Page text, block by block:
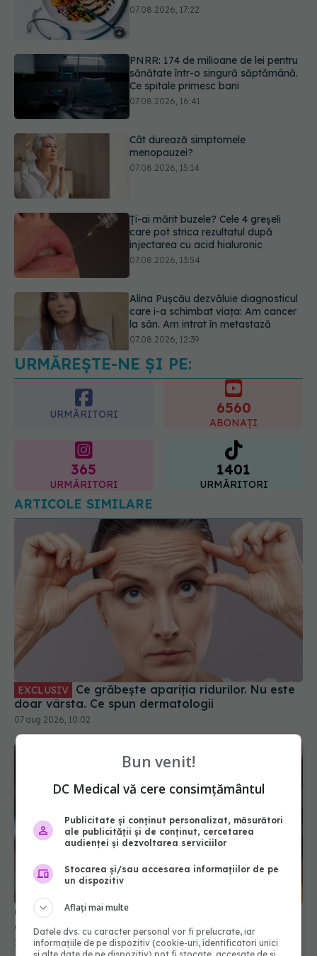
Ce spitale primesc bani
Cât durează simptomele
menopauzei?
07.08.2026, 15:14
Ți-ai mărit buzele? Cele 4 greșeli
care pot strica rezultatul după
injectarea cu acid hialuronic
Alina Pușcău dezvăluie diagnosticul
care i-a schimbat viața: Am cancer
la sân. Am intrat în metastază
07.08.2026, 12:39
Dieta care poate crește brusc
colesterolul. Cine este mai expus
07.08.2026, 17:22
URMĂREȘTE-NE ȘI PE:
URMĂRITORI 6560
ABONAȚI
365
URMĂRITORI
1401
URMĂRITORI
ARTICOLE SIMILARE
EXCLUSIV
doar vârsta. Ce spun dermatologii
07 aug 2026, 10:02
Cele mai bune nuanțe de păr care ascund firele
albe
26 oct 2025, 11:51
Bun venit!
DC Medical vă cere consimțământul
Publicitate și conținut personalizat, măsurători
ale publicității și de conținut, cercetarea
audienței și dezvoltarea serviciilor
Stocarea și/sau accesarea informațiilor de pe
un dispozitiv
Aflați mai multe
Datele dvs. cu caracter personal vor fi prelucrate, iar
informațiile de pe dispozitiv (cookie-uri, identificatori unici